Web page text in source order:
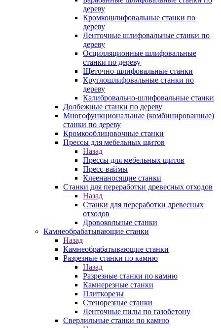
дереву
Кромкошлифовальные станки по
дереву
Ленточные шлифовальные станки по
дереву
Осцилляционные шлифовальные
станки по дереву
Щеточно-шлифовальные станки
Круглошлифовальные станки по
дереву
Калибровально-шлифовальные станки
Долбежные станки по дереву
Многофункциональные (комбинированные)
станки по дереву
Кромкооблицовочные станки
Прессы для мебельных щитов
Назад
Прессы для мебельных щитов
Пресс-ваймы
Клеенаносящие станки
Станки для переработки древесных отходов
Назад
Станки для переработки древесных
отходов
Дровокольные станки
Камнеобрабатывающие станки
Назад
Камнеобрабатывающие станки
Разрезные станки по камню
Назад
Разрезные станки по камню
Камнерезные станки
Плиткорезы
Стенорезные станки
Ленточные пилы по газобетону
Сверлильные станки по камню